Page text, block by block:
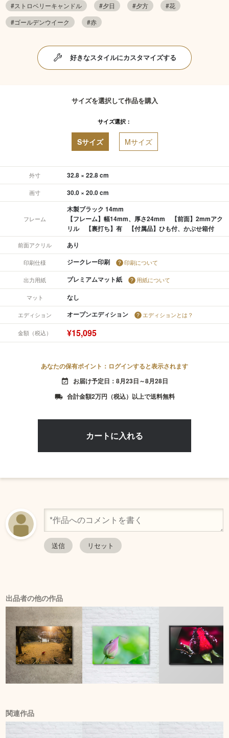
#ストロベリーキャンドル
#夕日 #夕方
#花
#ゴールデンウイーク
#赤
好きなスタイルにカスタマイズする
サイズを選択して作品を購入
サイズ選択：
Sサイズ Mサイズ
外寸 32.8 × 22.8 cm
画寸 30.0 × 20.0 cm
フレーム
木製ブラック 14mm
【フレーム】幅14mm、厚さ24mm 【前面】2mmアク
リル 【裏打ち】有 【付属品】ひも付、かぶせ箱付
前面アクリル あり
印刷仕様 ジークレー印刷 印刷について
出力用紙 プレミアムマット紙 用紙について
マット なし
エディション オープンエディション エディションとは？
金額（税込） ¥15,095
あなたの保有ポイント：ログインすると表示されます
event_available お届け予定日：8月23日～8月28日
local_shipping 合計金額2万円（税込）以上で送料無料
出品者の他の作品
関連作品